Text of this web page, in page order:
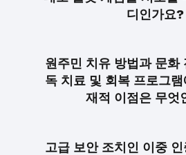
디인가요?
원주민 치유 방법과 문화
독 치료 및 회복 프로그
재적 이점은 무엇
고급 보안 조치인 이중